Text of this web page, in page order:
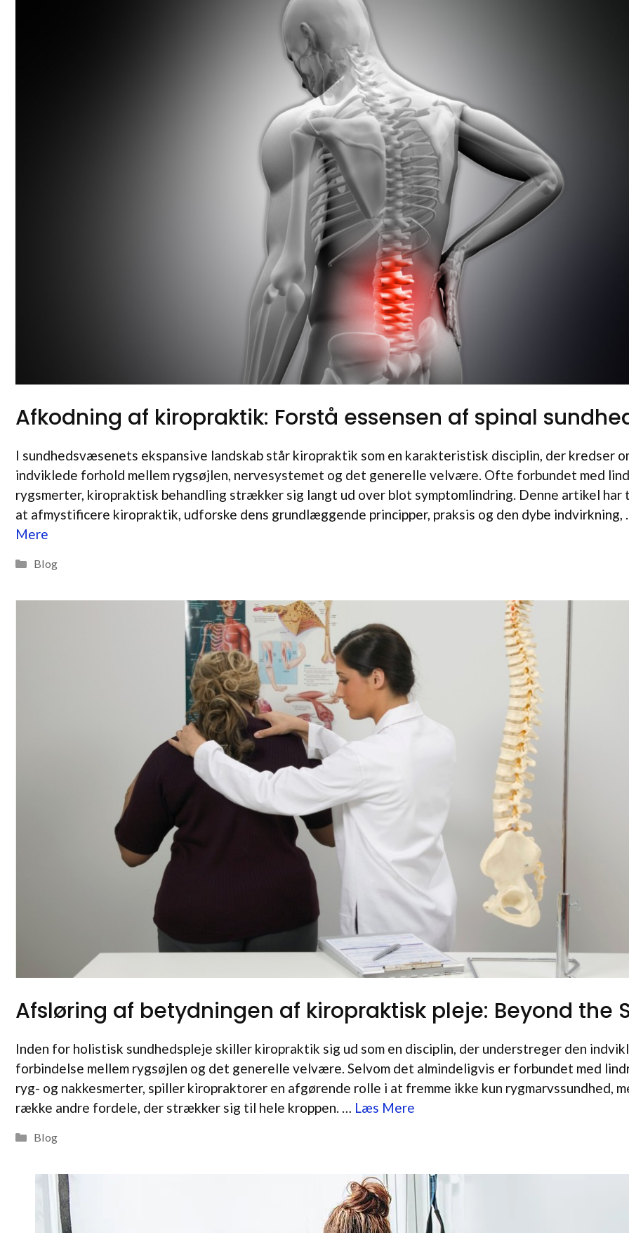
Afkodning af kiropraktik: Forstå essensen af spinal
I sundhedsvæsenets ekspansive landskab står kiropraktik som en karakteristisk disciplin, der kredser
indviklede forhold mellem rygsøjlen, nervesystemet og det generelle velvære. Ofte forbundet med
rygsmerter, kiropraktisk behandling strækker sig langt ud over blot symptomlindring. Denne artikel har
at afmystificere kiropraktik, udforske dens grundlæggende principper, praksis og den dybe indvirkning,
Mere
Kategorier
Blog
Afsløring af betydningen af kiropraktisk pleje: Beyond the
Inden for holistisk sundhedspleje skiller kiropraktik sig ud som en disciplin, der understreger den
forbindelse mellem rygsøjlen og det generelle velvære. Selvom det almindeligvis er forbundet med
ryg- og nakkesmerter, spiller kiropraktorer en afgørende rolle i at fremme ikke kun rygmarvssundhed,
række andre fordele, der strækker sig til hele kroppen. … Læs Mere
Kategorier
Blog